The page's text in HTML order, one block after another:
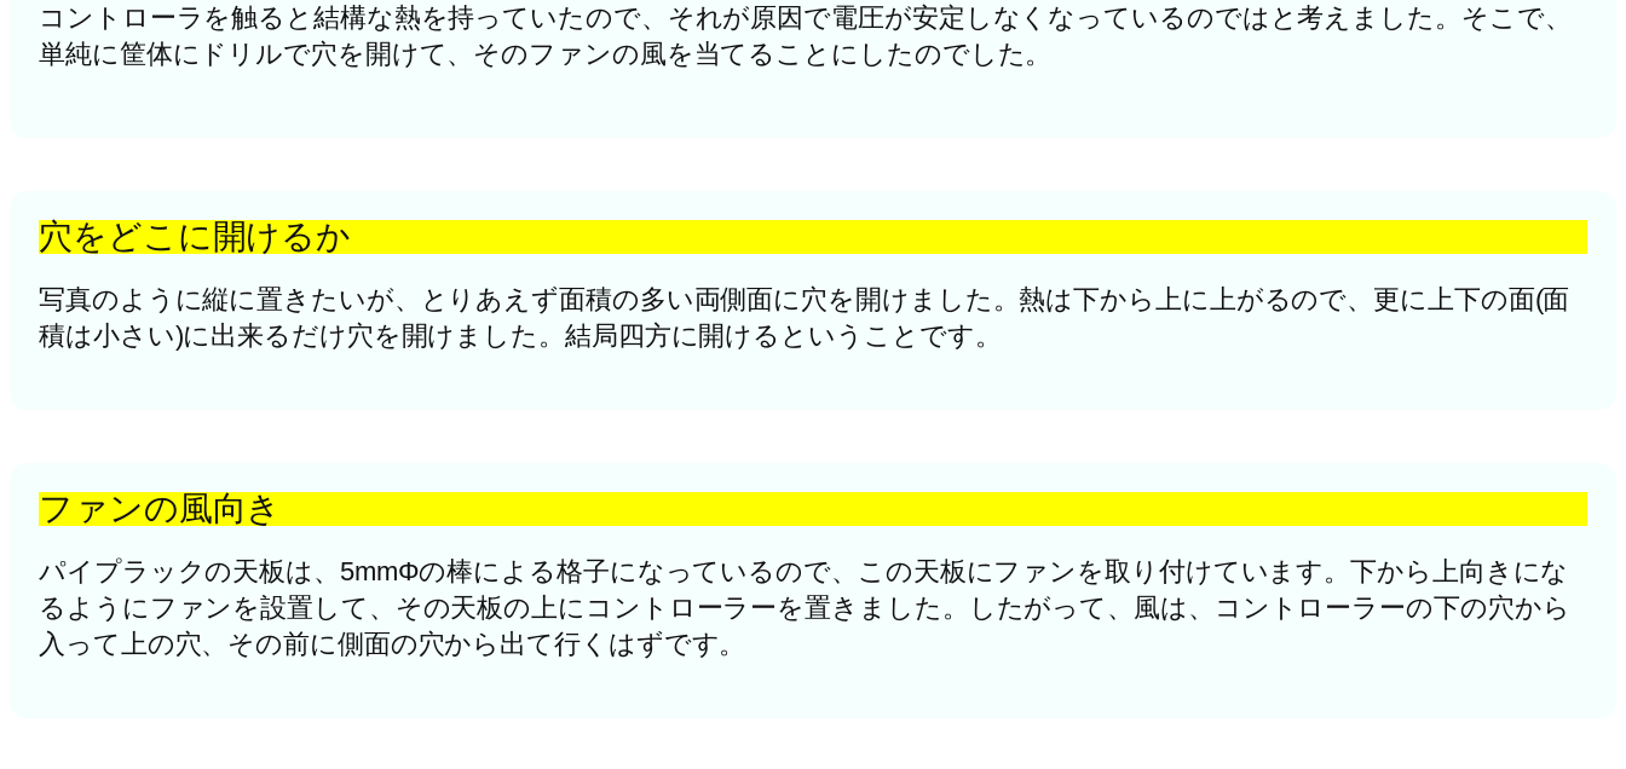
コントローラを触ると結構な熱を持っていたので、それが原因で電圧が安定しなくなっているのではと考えました。そこで、
単純に筐体にドリルで穴を開けて、そのファンの風を当てることにしたのでした。
穴をどこに開けるか
写真のように縦に置きたいが、とりあえず面積の多い両側面に穴を開けました。熱は下から上に上がるので、更に上下の面(面
積は小さい)に出来るだけ穴を開けました。結局四方に開けるということです。
ファンの風向き
パイプラックの天板は、5mmΦの棒による格子になっているので、この天板にファンを取り付けています。下から上向きにな
るようにファンを設置して、その天板の上にコントローラーを置きました。したがって、風は、コントローラーの下の穴から
入って上の穴、その前に側面の穴から出て行くはずです。